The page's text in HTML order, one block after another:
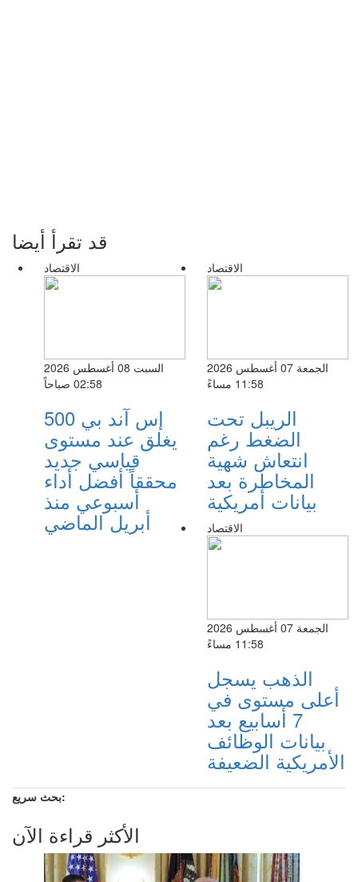
قد تقرأ أيضا
الاقتصاد
السبت 08 أغسطس 2026
02:58 صباحاً
إس آند بي 500
يغلق عند مستوى
قياسي جديد
محققاً أفضل أداء
أسبوعي منذ
أبريل الماضي
الاقتصاد
الجمعة 07 أغسطس 2026
11:58 مساءً
الريبل تحت
الضغط رغم
انتعاش شهية
المخاطرة بعد
بيانات أمريكية
الاقتصاد
الجمعة 07 أغسطس 2026
11:58 مساءً
الذهب يسجل
أعلى مستوى في
7 أسابيع بعد
بيانات الوظائف
الأمريكية الضعيفة
بحث سريع:
الأكثر قراءة الآن